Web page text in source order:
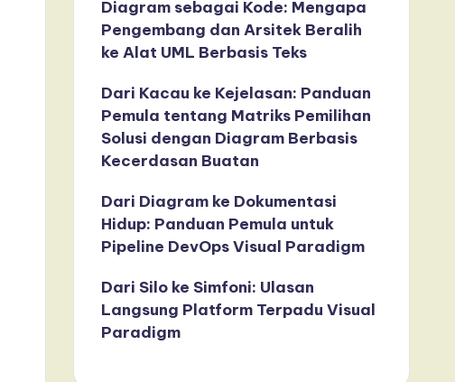
Diagram sebagai Kode: Mengapa
Pengembang dan Arsitek Beralih
ke Alat UML Berbasis Teks
Dari Kacau ke Kejelasan: Panduan
Pemula tentang Matriks Pemilihan
Solusi dengan Diagram Berbasis
Kecerdasan Buatan
Dari Diagram ke Dokumentasi
Hidup: Panduan Pemula untuk
Pipeline DevOps Visual Paradigm
Dari Silo ke Simfoni: Ulasan
Langsung Platform Terpadu Visual
Paradigm